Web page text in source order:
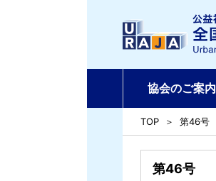
協会のご案内
TOP 第46号
第46号